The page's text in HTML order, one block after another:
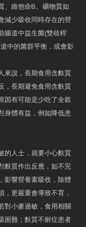
、維他命B、礦物質如
減少吸收同時存在的營
腸道中益生菌(雙歧桿
中的菌群平衡，或會影
來說，長期食用含麩質
，長期避免食用含麩質
因有可能是少吃了全穀
身體有益，例如降低患
的人士，就要小心麩質
麩質作出反應，如不完
影響營養素吸收，除體
，更嚴重會導致不育，
對小麥過敏，食用相關
困難；麩質不耐症患者